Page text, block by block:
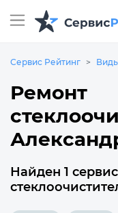
Сервис Рейтинг
Ремонт
Найден 1